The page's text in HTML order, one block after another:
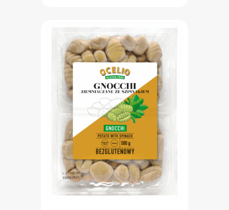
Miękkie kluseczki gotowe są do podania już po
kilku minutach – wystarczy wrzucić je do gorącej,
osolonej wody i wyjąć po dwóch minutach od
wypłynięcia. Gnocchi Ocelio są bezglutenowe,
dlatego bez obaw mogą spożywać je osoby na diecie
bezglutenowej i chore na celiakię.
błyskawiczne przygotowanie
bezglutenowe
pomidorowy smak